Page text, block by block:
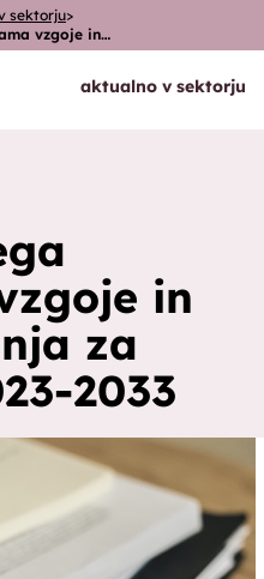
sektorju>
vzgoje in…
aktualno v sektorju
in
za
2033